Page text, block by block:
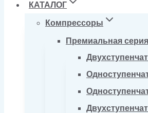
КАТАЛОГ
Компрессоры
Премиальная